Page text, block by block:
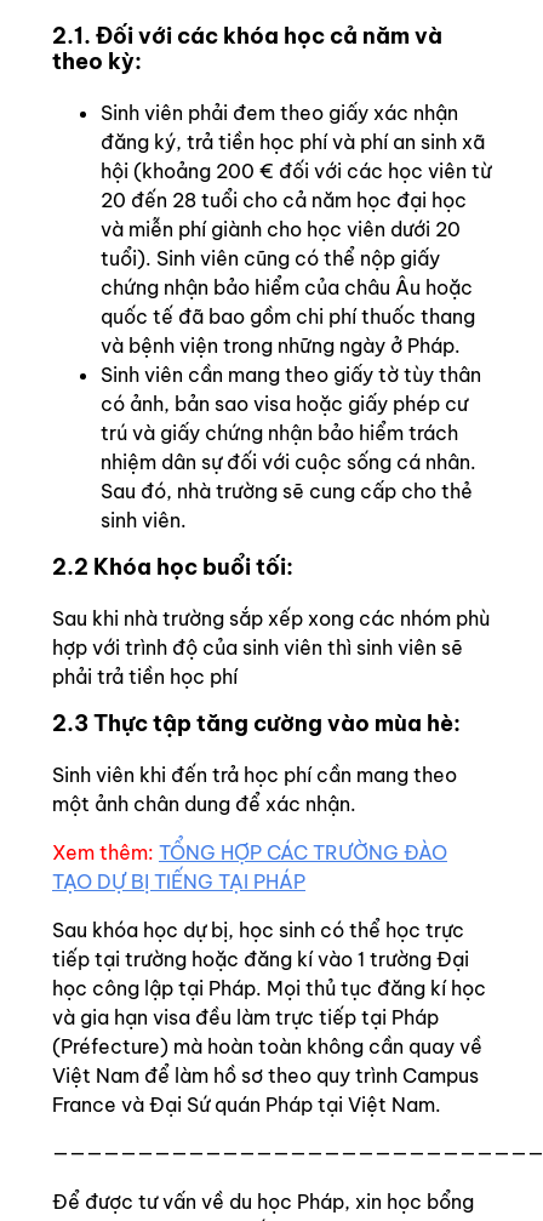
2.1. Đối với các khóa học cả năm và
theo kỳ:
Sinh viên phải đem theo giấy xác nhận
đăng ký, trả tiền học phí và phí an sinh xã
hội (khoảng 200 € đối với các học viên từ
20 đến 28 tuổi cho cả năm học đại học
và miễn phí giành cho học viên dưới 20
tuổi). Sinh viên cũng có thể nộp giấy
chứng nhận bảo hiểm của châu Âu hoặc
quốc tế đã bao gồm chi phí thuốc thang
và bệnh viện trong những ngày ở Pháp.
Sinh viên cần mang theo giấy tờ tùy thân
có ảnh, bản sao visa hoặc giấy phép cư
trú và giấy chứng nhận bảo hiểm trách
nhiệm dân sự đối với cuộc sống cá nhân.
Sau đó, nhà trường sẽ cung cấp cho thẻ
sinh viên.
2.2 Khóa học buổi tối:
Sau khi nhà trường sắp xếp xong các nhóm phù
hợp với trình độ của sinh viên thì sinh viên sẽ
phải trả tiền học phí
2.3 Thực tập tăng cường vào mùa hè:
Sinh viên khi đến trả học phí cần mang theo
một ảnh chân dung để xác nhận.
Xem thêm: TỔNG HỢP CÁC TRƯỜNG ĐÀO
TẠO DỰ BỊ TIẾNG TẠI PHÁP
Sau khóa học dự bị, học sinh có thể học trực
tiếp tại trường hoặc đăng kí vào 1 trường Đại
học công lập tại Pháp. Mọi thủ tục đăng kí học
và gia hạn visa đều làm trực tiếp tại Pháp
(Préfecture) mà hoàn toàn không cần quay về
Việt Nam để làm hồ sơ theo quy trình Campus
France và Đại Sứ quán Pháp tại Việt Nam.
Để được tư vấn về du học Pháp, xin học bổng